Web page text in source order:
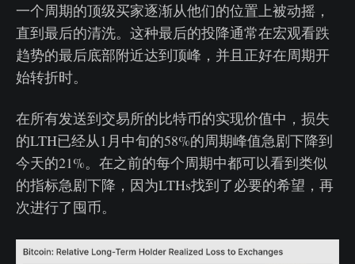
一个周期的顶级买家逐渐从他们的位置上被动摇，
直到最后的清洗。这种最后的投降通常在宏观看跌
趋势的最后底部附近达到顶峰，并且正好在周期开
始转折时。
在所有发送到交易所的比特币的实现价值中，损失
的LTH已经从1月中旬的58%的周期峰值急剧下降到
今天的21%。在之前的每个周期中都可以看到类似
的指标急剧下降，因为LTHs找到了必要的希望，再
次进行了囤币。